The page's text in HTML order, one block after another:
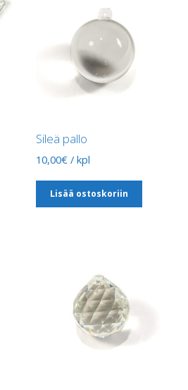
Sileä pallo
10,00€ / kpl
Lisää ostoskoriin